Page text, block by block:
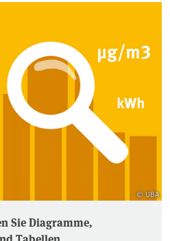
© UBA
Sie Diagramme,